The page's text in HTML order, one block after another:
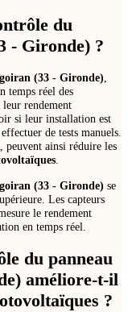
du
- Gironde) ?
(33 - Gironde),
temps réel des
leur rendement
si leur installation est
de tests manuels.
, peuvent ainsi réduire les
.
(33 - Gironde) se
Les capteurs
le rendement
en temps réel.
du panneau
améliore-t-il
?